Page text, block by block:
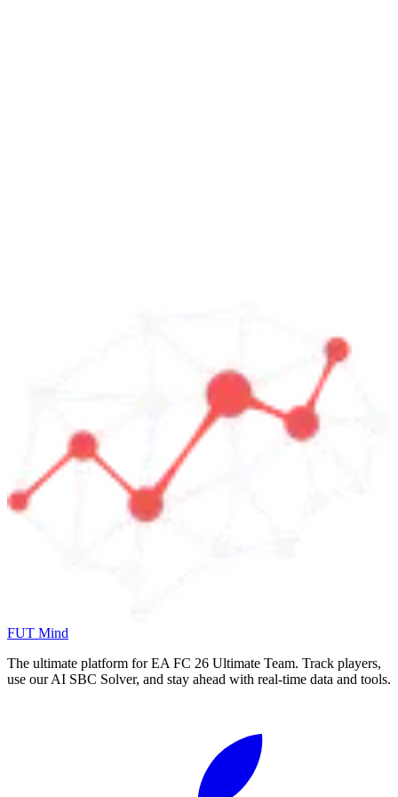
FUT Mind
The ultimate platform for EA FC 26 Ultimate Team. Track players,
use our AI SBC Solver, and stay ahead with real-time data and tools.